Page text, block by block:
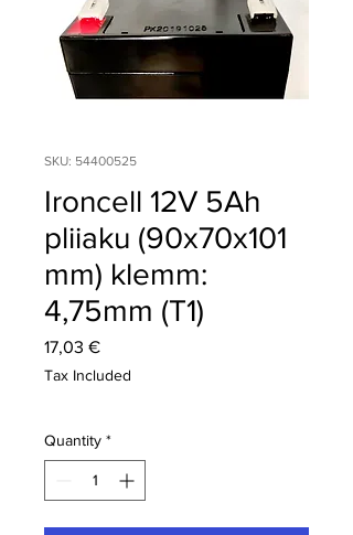
SKU: 54400525
Ironcell 12V 5Ah
pliiaku (90x70x101
mm) klemm:
4,75mm (T1)
17,03 €Price
Tax Included
Quantity *